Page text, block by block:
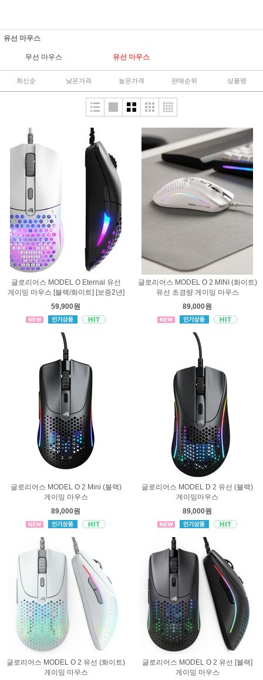
유선 마우스
무선 마우스 유선 마우스
최신순 낮은가격 높은가격 판매순위 상품명
글로리어스 MODEL O Eternal 유선
게이밍 마우스 [블랙/화이트] [보증2년]
59,900원
글로리어스 MODEL O 2 MINI (화이트)
유선 초경량 게이밍 마우스
89,000원
글로리어스 MODEL O 2 Mini (블랙)
게이밍 마우스
89,000원
글로리어스 MODEL D 2 유선 (블랙)
게이밍마우스
89,000원
글로리어스 MODEL O 2 유선 (화이트)
게이밍 마우스
글로리어스 MODEL O 2 유선 [블랙]
게이밍 마우스